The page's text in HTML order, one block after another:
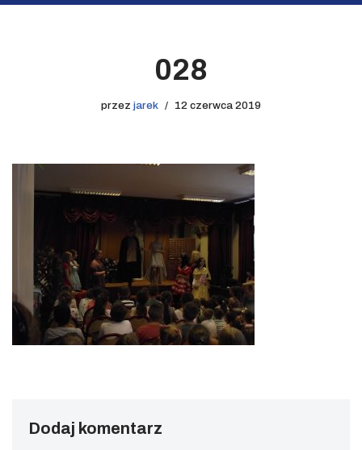
028
przez jarek 12 czerwca 2019
Dodaj komentarz